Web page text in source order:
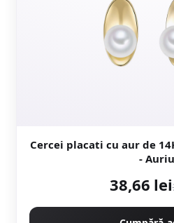
Cercei placati cu aur de
- Auriu
38,66 lei